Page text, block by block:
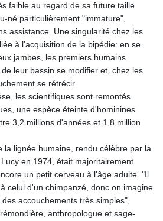
faible au regard de sa future taille
né particulièrement "immature",
assistance. Une singularité chez les
à l'acquisition de la bipédie: en se
jambes, les premiers humains
leur bassin se modifier et, chez les
se rétrécir.
les scientifiques sont remontés
une espèce éteinte d'hominines
3,2 millions d'années et 1,8 million
la lignée humaine, rendu célèbre par la
en 1974, était majoritairement
un petit cerveau à l'âge adulte. "Il
celui d'un chimpanzé, donc on imagine
accouchements très simples",
anthropologue et sage-